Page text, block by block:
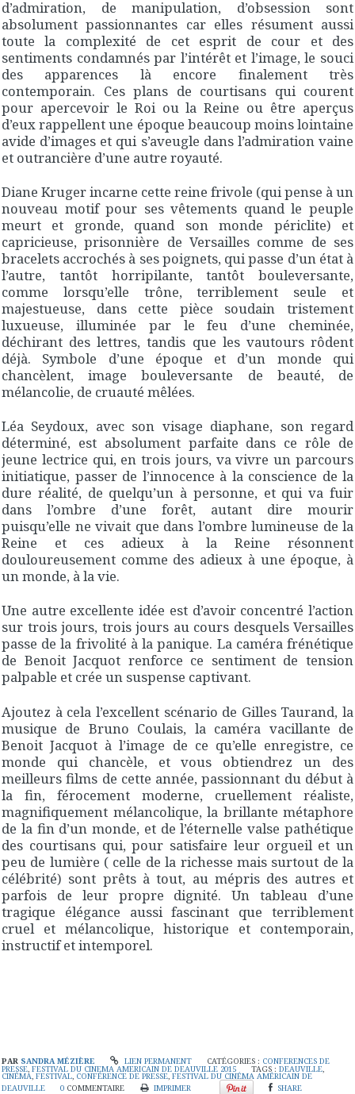
d’admiration, de manipulation, d’obsession sont
absolument passionnantes car elles résument aussi
toute la complexité de cet esprit de cour et des
sentiments condamnés par l’intérêt et l’image, le souci
des apparences là encore finalement très
contemporain. Ces plans de courtisans qui courent
pour apercevoir le Roi ou la Reine ou être aperçus
d’eux rappellent une époque beaucoup moins lointaine
avide d’images et qui s’aveugle dans l’admiration vaine
et outrancière d’une autre royauté.
Diane Kruger incarne cette reine frivole (qui pense à un
nouveau motif pour ses vêtements quand le peuple
meurt et gronde, quand son monde périclite) et
capricieuse, prisonnière de Versailles comme de ses
bracelets accrochés à ses poignets, qui passe d’un état à
l’autre, tantôt horripilante, tantôt bouleversante,
comme lorsqu’elle trône, terriblement seule et
majestueuse, dans cette pièce soudain tristement
luxueuse, illuminée par le feu d’une cheminée,
déchirant des lettres, tandis que les vautours rôdent
déjà. Symbole d’une époque et d’un monde qui
chancèlent, image bouleversante de beauté, de
mélancolie, de cruauté mêlées.
Léa Seydoux, avec son visage diaphane, son regard
déterminé, est absolument parfaite dans ce rôle de
jeune lectrice qui, en trois jours, va vivre un parcours
initiatique, passer de l’innocence à la conscience de la
dure réalité, de quelqu’un à personne, et qui va fuir
dans l’ombre d’une forêt, autant dire mourir
puisqu’elle ne vivait que dans l’ombre lumineuse de la
Reine et ces adieux à la Reine résonnent
douloureusement comme des adieux à une époque, à
un monde, à la vie.
Une autre excellente idée est d’avoir concentré l’action
sur trois jours, trois jours au cours desquels Versailles
passe de la frivolité à la panique. La caméra frénétique
de Benoit Jacquot renforce ce sentiment de tension
palpable et crée un suspense captivant.
Ajoutez à cela l’excellent scénario de Gilles Taurand, la
musique de Bruno Coulais, la caméra vacillante de
Benoit Jacquot à l’image de ce qu’elle enregistre, ce
monde qui chancèle, et vous obtiendrez un des
meilleurs films de cette année, passionnant du début à
la fin, férocement moderne, cruellement réaliste,
magnifiquement mélancolique, la brillante métaphore
de la fin d’un monde, et de l’éternelle valse pathétique
des courtisans qui, pour satisfaire leur orgueil et un
peu de lumière ( celle de la richesse mais surtout de la
célébrité) sont prêts à tout, au mépris des autres et
parfois de leur propre dignité. Un tableau d’une
tragique élégance aussi fascinant que terriblement
cruel et mélancolique, historique et contemporain,
instructif et intemporel.
PAR SANDRA MÉZIÈRE LIEN PERMANENT CATÉGORIES : CONFERENCES DE
PRESSE, FESTIVAL DU CINEMA AMERICAIN DE DEAUVILLE 2015 TAGS :DEAUVILLE,
CINÉMA, FESTIVAL, CONFÉRENCE DE PRESSE, FESTIVAL DU CINÉMA AMÉRICAIN DE
DEAUVILLE
0 COMMENTAIRE IMPRIMER SHARE